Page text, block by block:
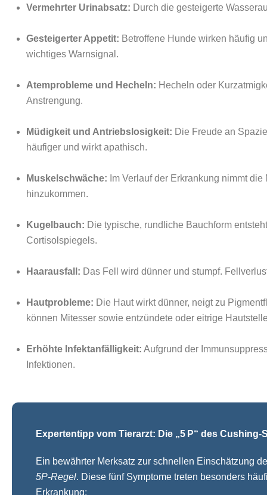
Vermehrter Urinabsatz: Durch die gesteigerte
Gesteigerter Appetit: Betroffene Hunde wirken häufig
wichtiges Warnsignal.
Atemprobleme und Hecheln: Hecheln oder
Anstrengung.
Müdigkeit und Antriebslosigkeit: Die Freude an
häufiger und wirkt apathisch.
Muskelschwäche: Im Verlauf der Erkrankung nimmt
hinzukommen.
Kugelbauch: Die typische, rundliche Bauchform
Cortisolspiegels.
Haarausfall: Das Fell wird dünner und stumpf.
Hautprobleme: Die Haut wirkt dünner, neigt zu
können Mitesser sowie entzündete oder eitrige
Erhöhte Infektanfälligkeit: Aufgrund der
Infektionen.
Expertentipp vom Tierarzt: Die „5 P“ des
Ein bewährter Merksatz zur schnellen Einschätzung
5P-Regel. Diese fünf Symptome treten besonders
Erkrankung: